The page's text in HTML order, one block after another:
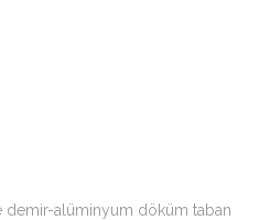
demir-alüminyum döküm taban